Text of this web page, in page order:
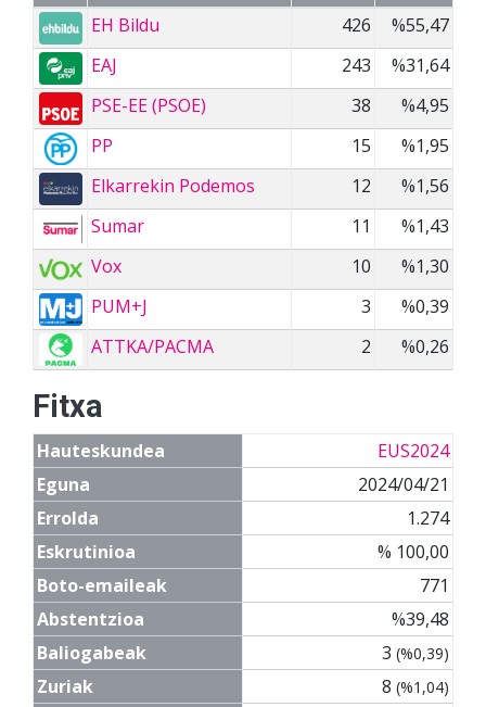
EH Bildu
426
%55,47
EAJ
243
%31,64
PSE-EE (PSOE)
38
%4,95
PP
15
%1,95
Elkarrekin Podemos
12
%1,56
Sumar
11
%1,43
Vox
10
%1,30
PUM+J
3
%0,39
ATTKA/PACMA
2 %0,26
Fitxa
Hauteskundea
EUS2024
Eguna
2024/04/21
Errolda
1.274
Eskrutinioa
% 100,00
Boto-emaileak
771
Abstentzioa
%39,48
Baliogabeak
3 (%0,39)
Zuriak 8 (%1,04)